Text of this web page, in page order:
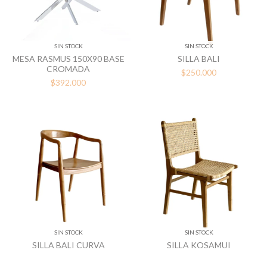
SIN STOCK
MESA RASMUS 150X90 BASE
CROMADA
$392.000
SIN STOCK
SILLA BALI
$250.000
SIN STOCK
SILLA BALI CURVA
SIN STOCK
SILLA KOSAMUI